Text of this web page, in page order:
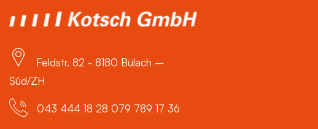
Feldstr. 82 - 8180 Bülach –
Süd/ZH
043 444 18 28 079 789 17 36